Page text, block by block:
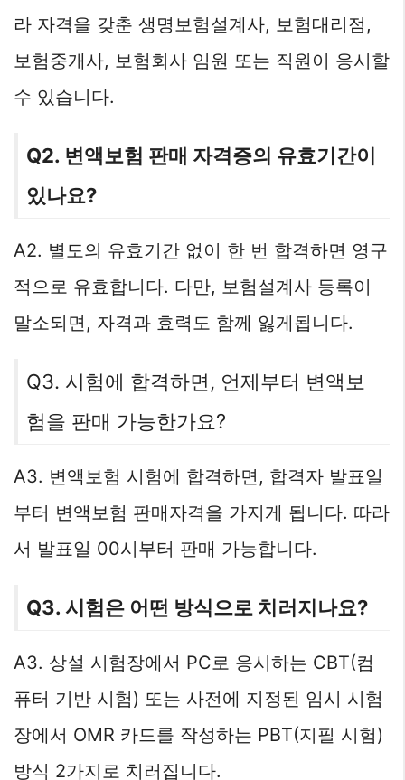
라 자격을 갖춘 생명보험설계사, 보험대리점,
보험중개사, 보험회사 임원 또는 직원이 응시할
수 있습니다.
Q2. 변액보험 판매 자격증의 유효기간이
있나요?
A2. 별도의 유효기간 없이 한 번 합격하면 영구
적으로 유효합니다. 다만, 보험설계사 등록이
말소되면, 자격과 효력도 함께 잃게됩니다.
Q3. 시험에 합격하면, 언제부터 변액보
험을 판매 가능한가요?
A3. 변액보험 시험에 합격하면, 합격자 발표일
부터 변액보험 판매자격을 가지게 됩니다. 따라
서 발표일 00시부터 판매 가능합니다.
Q3. 시험은 어떤 방식으로 치러지나요?
A3. 상설 시험장에서 PC로 응시하는 CBT(컴
퓨터 기반 시험) 또는 사전에 지정된 임시 시험
장에서 OMR 카드를 작성하는 PBT(지필 시험)
방식 2가지로 치러집니다.